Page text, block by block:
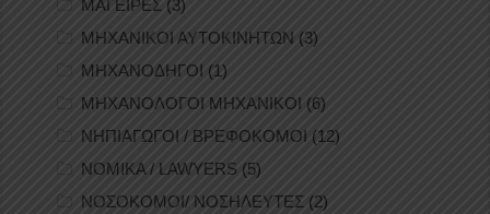
ΜΑΓΕΙΡΕΣ (3)
ΜΗΧΑΝΙΚΟΙ ΑΥΤΟΚΙΝΗΤΩΝ (3)
ΜΗΧΑΝΟΔΗΓΟΙ (1)
ΜΗΧΑΝΟΛΟΓΟΙ ΜΗΧΑΝΙΚΟΙ (6)
ΝΗΠΙΑΓΩΓΟΙ / ΒΡΕΦΟΚΟΜΟΙ (12)
ΝΟΜΙΚΑ / LAWYERS (5)
ΝΟΣΟΚΟΜΟΙ/ ΝΟΣΗΛΕΥΤΕΣ (2)